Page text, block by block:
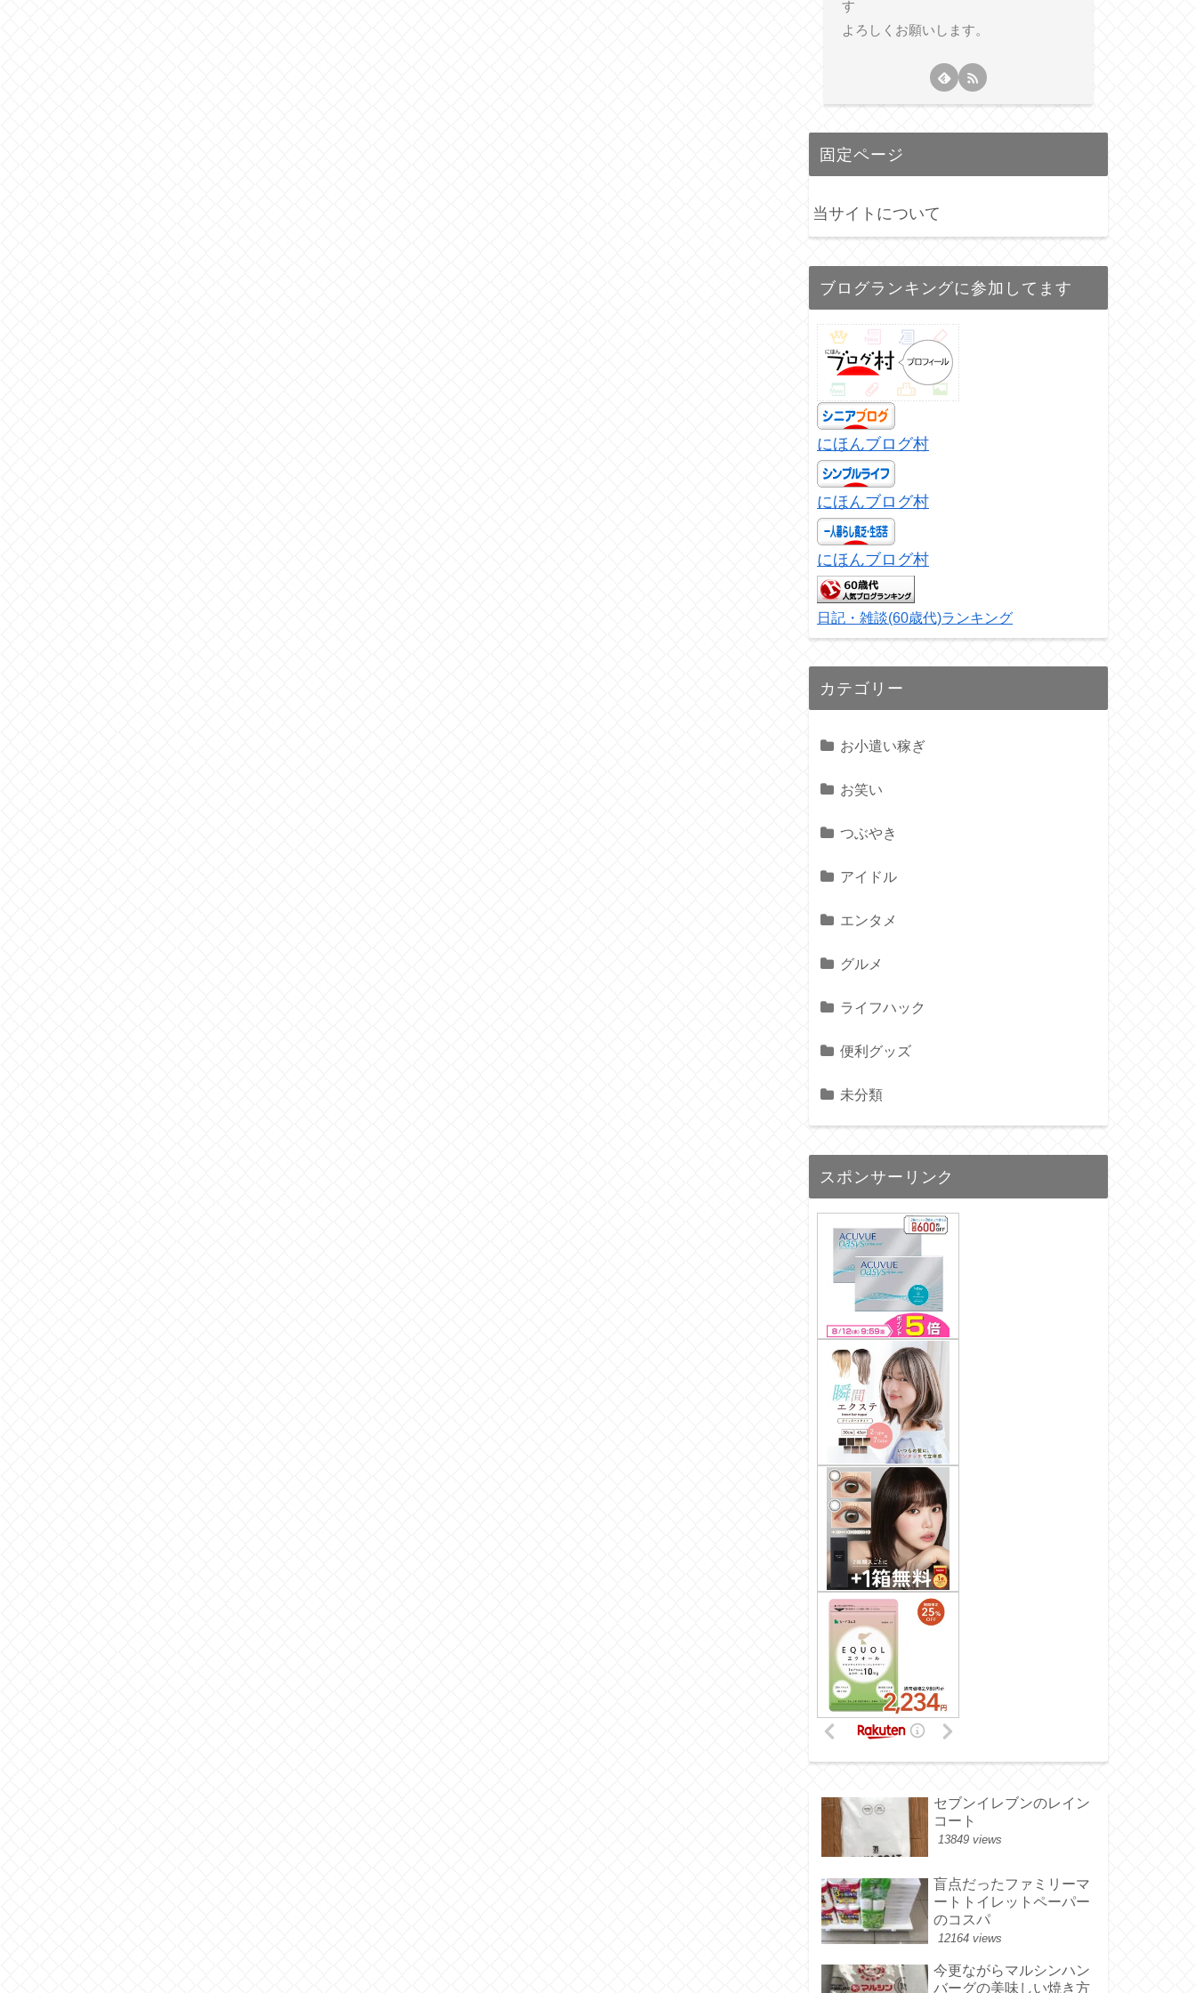
す
よろしくお願いします。
固定ページ
当サイトについて
ブログランキングに参加してます
にほんブログ村
にほんブログ村
にほんブログ村
日記・雑談(60歳代)ランキング
カテゴリー
お小遣い稼ぎ
お笑い
つぶやき
アイドル
エンタメ
グルメ
ライフハック
便利グッズ
未分類
スポンサーリンク
セブンイレブンのレイン
コート
13849 views
盲点だったファミリーマ
ートトイレットペーパー
のコスパ
12164 views
今更ながらマルシンハン
バーグの美味しい焼き方